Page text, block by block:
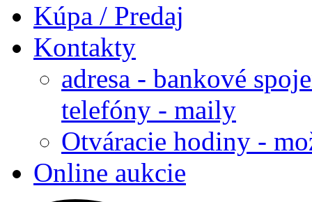
Kúpa / Predaj
Kontakty
adresa - bankové
telefóny - maily
Otváracie hodiny -
Online aukcie